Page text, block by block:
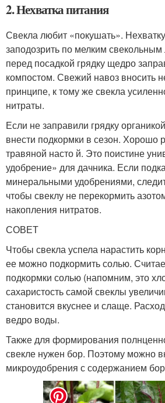
2. Нехватка питания
Свекла любит «покушать».
заподозрить по мелким
перед посадкой грядку щедро
компостом. Свежий навоз вносить
принципе, к тому же свекла
нитраты.
Если не заправили грядку
внести подкормки в сезон. Хорошо
травяной насто й. Это поистине
удобрение» для дачника. Если
минеральными удобрениями,
чтобы свеклу не перекормить
накопления нитратов.
СОВЕТ
Чтобы свекла успела нарастить
ее можно подкормить солью.
подкормки солью (напомним, это
сахаристость самой свеклы
становится вкуснее и слаще.
ведро воды.
Также для формирования
свекле нужен бор. Поэтому можно
микроудобрения с содержанием